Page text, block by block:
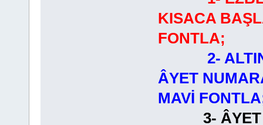
KISACA
FONTLA;
2-
ÂYET
MAVİ
3-